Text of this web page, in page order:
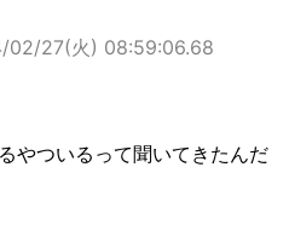
02/27(火) 08:59:06.68
やついるって聞いてきたんだ